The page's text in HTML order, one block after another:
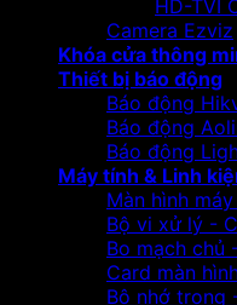
HD-TVI
Camera Ezviz
Khóa cửa thông
Thiết bị báo động
Báo động
Báo động
Báo động
Máy tính & Linh
Màn hình
Bộ vi xử lý -
Bo mạch chủ
Card màn
Bộ nhớ trong